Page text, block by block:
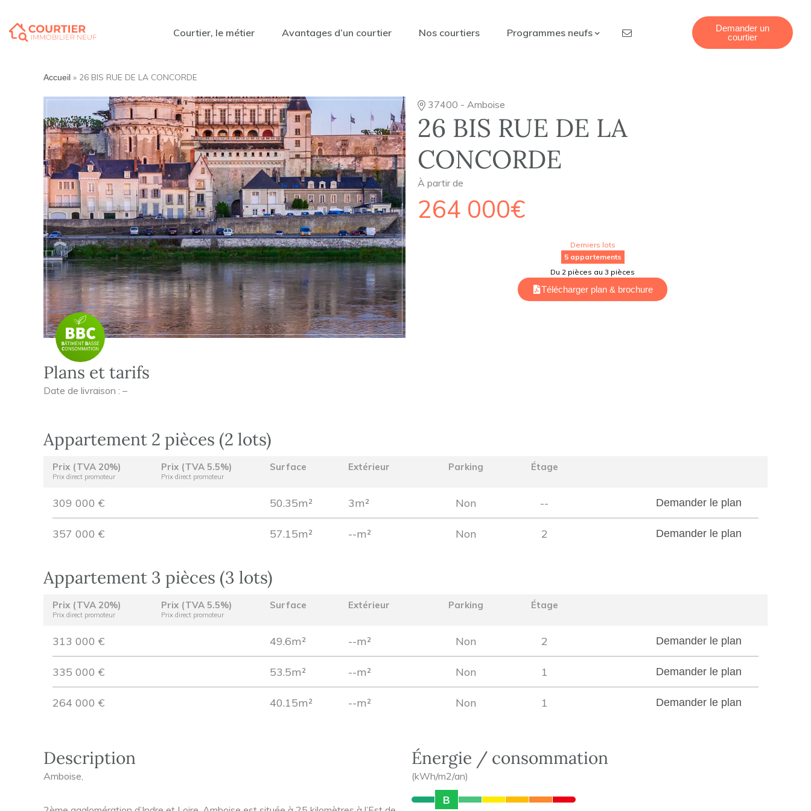
Courtier, le métier Avantages d’un courtier Nos courtiers Programmes neufs
Demander un
courtier
Accueil » 26 BIS RUE DE LA CONCORDE
37400 - Amboise
26 BIS RUE DE LA
CONCORDE
À partir de
264 000€
Derniers lots
5 appartements
Du 2 pièces au 3 pièces
Télécharger plan & brochure
Plans et tarifs
Date de livraison : –
Appartement 2 pièces (2 lots)
Prix (TVA 20%)
Prix direct promoteur
Prix (TVA 5.5%)
Prix direct promoteur
Surface Extérieur Parking Étage
309 000 € 50.35m² 3m² Non -- Demander le plan
357 000 € 57.15m² --m² Non 2 Demander le plan
Appartement 3 pièces (3 lots)
Prix (TVA 20%)
Prix direct promoteur
Prix (TVA 5.5%)
Prix direct promoteur
Surface Extérieur Parking Étage
313 000 € 49.6m² --m² Non 2 Demander le plan
335 000 € 53.5m² --m² Non 1 Demander le plan
264 000 € 40.15m² --m² Non 1 Demander le plan
Description
Amboise,
Énergie / consommation
(kWh/m2/an)
B